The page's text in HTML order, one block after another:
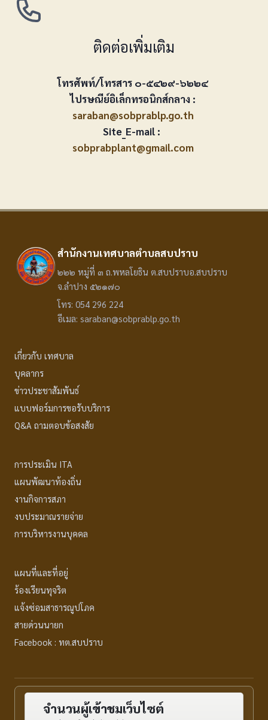
ติดต่อเพิ่มเติม
โทรศัพท์/โทรสาร ๐-๕๔๒๙-๖๒๒๔
ไปรษณีย์อิเล็กทรอนิกส์กลาง :
saraban@sobprablp.go.th
Site_E-mail :
sobprabplant@gmail.com
สำนักงานเทศบาลตำบลสบปราบ
๒๒๒ หมู่ที่ ๓ ถ.พหลโยธิน ต.สบปราบอ.สบปราบ
จ.ลำปาง ๕๒๑๗๐
โทร: 054 296 224
อีเมล: saraban@sobprablp.go.th
เกี่ยวกับ เทศบาล
บุคลากร
ข่าวประชาสัมพันธ์
แบบฟอร์มการขอรับบริการ
Q&A ถามตอบข้อสงสัย
การประเมิน ITA
แผนพัฒนาท้องถิ่น
งานกิจการสภา
งบประมาณรายจ่าย
การบริหารงานบุคคล
แผนที่และที่อยู่
ร้องเรียนทุจริต
แจ้งซ่อมสาธารณูปโภค
สายด่วนนายก
Facebook : ทต.สบปราบ
จำนวนผู้เข้าชมเว็บไซต์